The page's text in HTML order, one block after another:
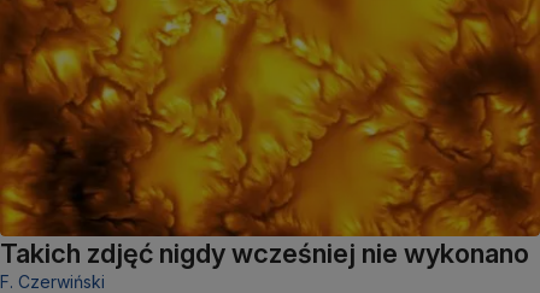
Takich zdjęć nigdy wcześniej nie wykonano
F. Czerwiński